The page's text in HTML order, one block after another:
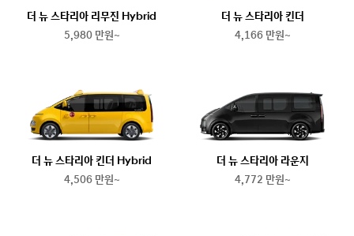
더 뉴 스타리아 리무진 Hybrid
5,980 만원~
더 뉴 스타리아 킨더
4,166 만원~
더 뉴 스타리아 킨더 Hybrid
4,506 만원~
더 뉴 스타리아 라운지
4,772 만원~